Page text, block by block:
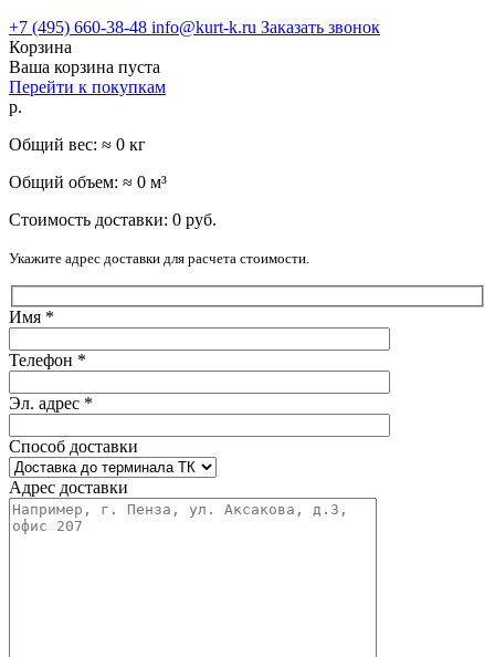
+7 (495) 660-38-48 info@kurt-k.ru Заказать звонок
Корзина
Ваша корзина пуста
Перейти к покупкам
р.
Общий вес: ≈ 0 кг
Общий объем: ≈ 0 м³
Стоимость доставки: 0 руб.
Укажите адрес доставки для расчета стоимости.
Имя *
Телефон *
Эл. адрес *
Способ доставки
Адрес доставки